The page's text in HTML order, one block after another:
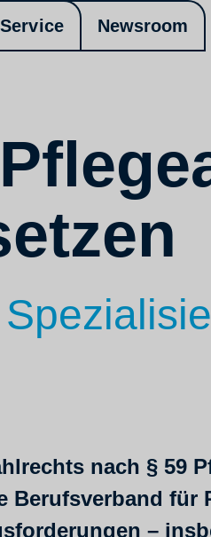
Service Newsroom
nach § 59
für
–